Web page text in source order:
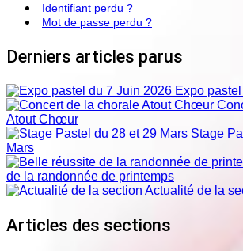
Identifiant perdu ?
Mot de passe perdu ?
Derniers articles parus
Expo
Atout Chœur
Stage
Mars
de la randonnée de printemps
Actualité de la
Articles des sections